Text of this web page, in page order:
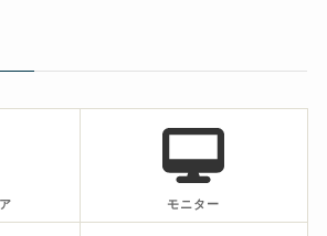
モニター